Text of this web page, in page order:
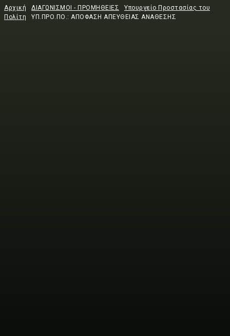
Αρχική ΔΙΑΓΩΝΙΣΜΟΙ - ΠΡΟΜΗΘΕΙΕΣ
Υπουργείο Προστασίας του
Πολίτη
ΥΠ.ΠΡΟ.ΠΟ.: ΑΠΟΦΑΣΗ ΑΠΕΥΘΕΙΑΣ ΑΝΑΘΕΣΗΣ